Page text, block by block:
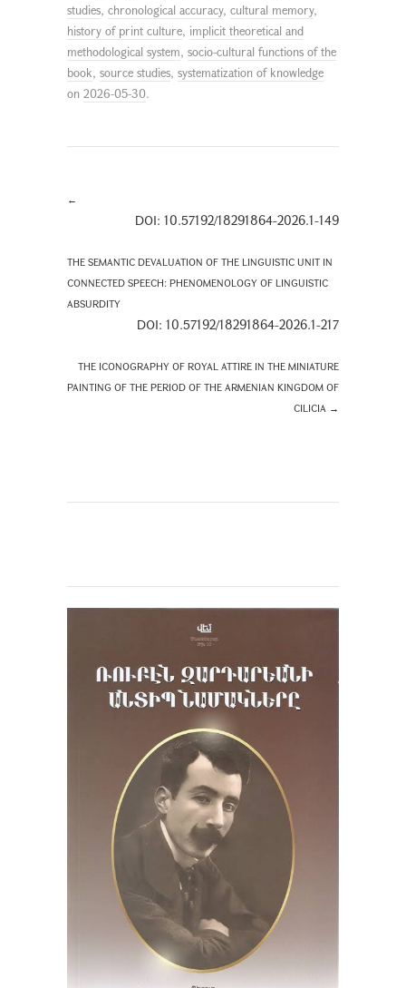
studies, chronological accuracy, cultural memory,
history of print culture, implicit theoretical and
methodological system, socio-cultural functions of the
book, source studies, systematization of knowledge
on 2026-05-30.
←
DOI: 10.57192/18291864-2026.1-149
THE SEMANTIC DEVALUATION OF THE LINGUISTIC UNIT IN
CONNECTED SPEECH: PHENOMENOLOGY OF LINGUISTIC
ABSURDITY
DOI: 10.57192/18291864-2026.1-217
THE ICONOGRAPHY OF ROYAL ATTIRE IN THE MINIATURE
PAINTING OF THE PERIOD OF THE ARMENIAN KINGDOM OF
CILICIA →